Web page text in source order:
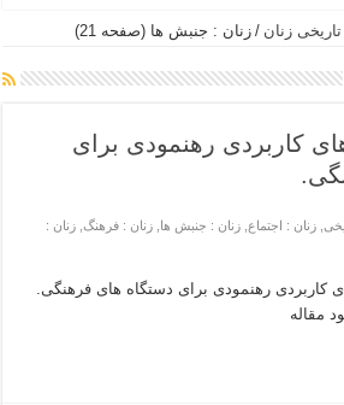
زنان / زنان : جنبش ها (صفحه 21)
کاربردی رهنمودی برای
,زنان : اجتماع ,زنان : جنبش ها ,زنان : فرهنگ ,زنان :
کاربردی رهنمودی برای دستگاه های فرهنگی.
مقاله